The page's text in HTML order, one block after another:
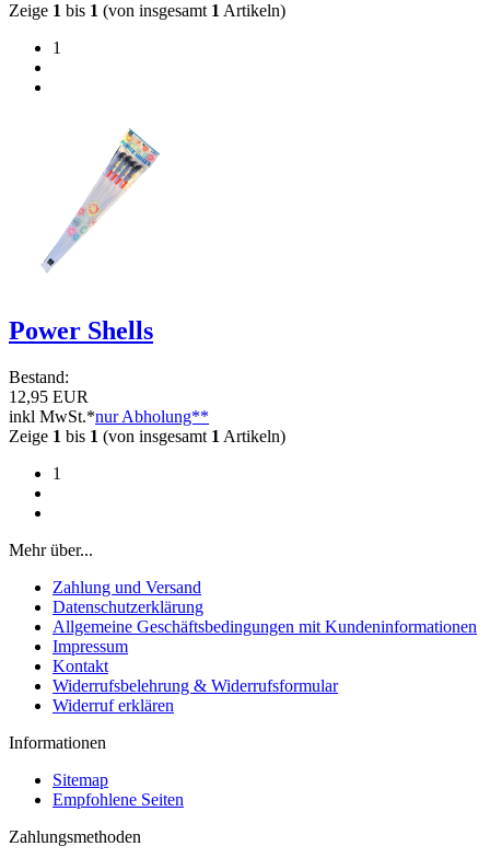
Zeige 1 bis 1 (von insgesamt 1 Artikeln)
1
Power Shells
Bestand:
12,95 EUR
inkl MwSt.*nur Abholung**
Zeige 1 bis 1 (von insgesamt 1 Artikeln)
1
Mehr über...
Zahlung und Versand
Datenschutzerklärung
Allgemeine Geschäftsbedingungen mit Kundeninformationen
Impressum
Kontakt
Widerrufsbelehrung & Widerrufsformular
Widerruf erklären
Informationen
Sitemap
Empfohlene Seiten
Zahlungsmethoden